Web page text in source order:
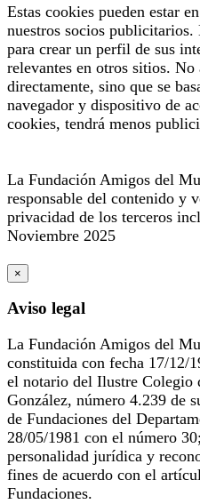
Estas cookies pueden estar
nuestros socios
para crear un perfil de sus
relevantes en otros sitios.
directamente, sino que se
navegador y dispositivo de
cookies, tendrá menos
La Fundación Amigos del
responsable del contenido y
privacidad de los terceros
Noviembre 2025
×
Aviso legal
La Fundación Amigos del
constituida con fecha 17/12/
el notario del Ilustre Colegio
González, número 4.239 de
de Fundaciones del
28/05/1981 con el número
personalidad jurídica y
fines de acuerdo con el
Fundaciones.